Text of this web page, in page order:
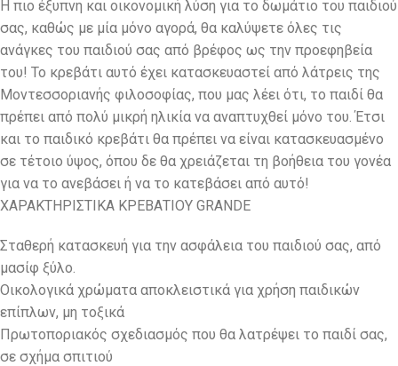
Η πιο έξυπνη και οικονομική λύση για το δωμάτιο του παιδιού
σας, καθώς με μία μόνο αγορά, θα καλύψετε όλες τις
ανάγκες του παιδιού σας από βρέφος ως την προεφηβεία
του! Το κρεβάτι αυτό έχει κατασκευαστεί από λάτρεις της
Μοντεσσοριανής φιλοσοφίας, που μας λέει ότι, το παιδί θα
πρέπει από πολύ μικρή ηλικία να αναπτυχθεί μόνο του. Έτσι
και το παιδικό κρεβάτι θα πρέπει να είναι κατασκευασμένο
σε τέτοιο ύψος, όπου δε θα χρειάζεται τη βοήθεια του γονέα
για να το ανεβάσει ή να το κατεβάσει από αυτό!
ΧΑΡΑΚΤΗΡΙΣΤΙΚΑ ΚΡΕΒΑΤΙΟΥ GRANDE
Σταθερή κατασκευή για την ασφάλεια του παιδιού σας, από
μασίφ ξύλο.
Οικολογικά χρώματα αποκλειστικά για χρήση παιδικών
επίπλων, μη τοξικά
Πρωτοποριακός σχεδιασμός που θα λατρέψει το παιδί σας,
σε σχήμα σπιτιού